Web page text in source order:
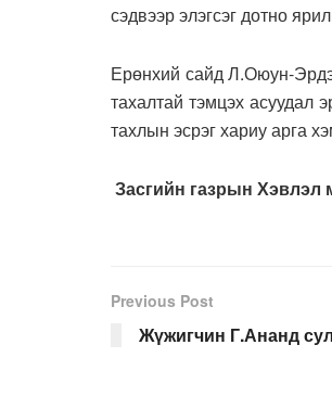
сэдвээр элэгсэг дотно
Ерөнхий сайд Л.Оюун-
тахалтай тэмцэх
тахлын эсрэг хариу арга
Засгийн газрын Хэвлэл
Previous Post
Жүжигчин Г.Ананд